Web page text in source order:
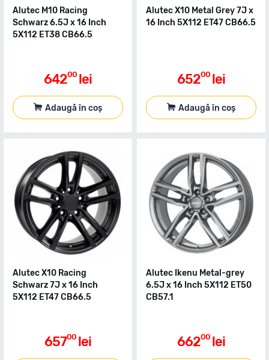
Alutec M10 Racing
Schwarz 6.5J x 16 Inch
5X112 ET38 CB66.5
64200 lei
Adaugă în coș
Alutec X10 Metal Grey 7J x
16 Inch 5X112 ET47 CB66.5
65200 lei
Adaugă în coș
Alutec X10 Racing
Schwarz 7J x 16 Inch
5X112 ET47 CB66.5
65700 lei
Alutec Ikenu Metal-grey
6.5J x 16 Inch 5X112 ET50
CB57.1
66200 lei